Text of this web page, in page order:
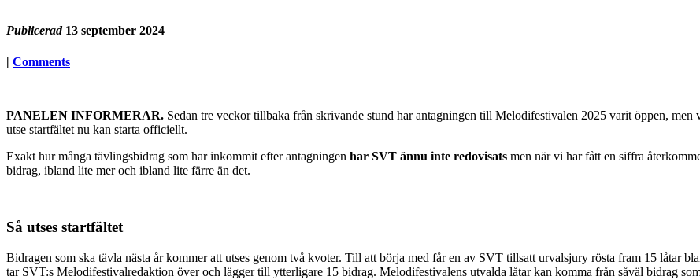
Publicerad 13 september 2024
| Comments
PANELEN INFORMERAR. Sedan tre veckor tillbaka från skrivande stund har antagningen till Melodifestivalen 2025 varit öppen, men
utse startfältet nu kan starta officiellt.
Exakt hur många tävlingsbidrag som har inkommit efter antagningen har SVT ännu inte redovisats men när vi har fått en siffra
bidrag, ibland lite mer och ibland lite färre än det.
Så utses startfältet
Bidragen som ska tävla nästa år kommer att utses genom två kvoter. Till att börja med får en av SVT tillsatt urvalsjury rösta fram 15 låtar
tar SVT:s Melodifestivalredaktion över och lägger till ytterligare 15 bidrag. Melodifestivalens utvalda låtar kan komma från såväl bidrag